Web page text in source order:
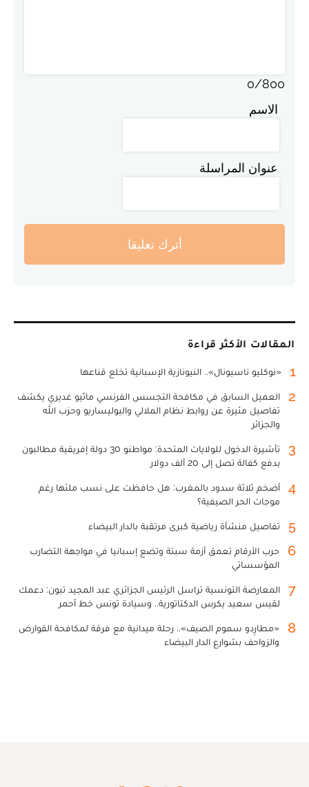
0/800
الاسم
عنوان المراسلة
أترك تعليقا
المقالات الأكثر قراءة
1 «نوكليو ناسيونال».. النيونازية الإسبانية تخلع قناعها
2
العميل السابق في مكافحة التجسس الفرنسي ماثيو غديري يكشف
تفاصيل مثيرة عن روابط نظام الملالي والبوليساريو وحزب الله
والجزائر
3
تأشيرة الدخول للولايات المتحدة: مواطنو 30 دولة إفريقية مطالبون
بدفع كفالة تصل إلى 20 ألف دولار
4
أضخم ثلاثة سدود بالمغرب: هل حافظت على نسب ملئها رغم
موجات الحر الصيفية؟
5 تفاصيل منشأة رياضية كبرى مرتقبة بالدار البيضاء
6
حرب الأرقام تعمق أزمة سبتة وتضع إسبانيا في مواجهة التضارب
المؤسساتي
7
المعارضة التونسية تراسل الرئيس الجزائري عبد المجيد تبون: دعمك
لقيس سعيد يكرس الدكتاتورية.. وسيادة تونس خط أحمر
8
«مطارِدو سموم الصيف».. رحلة ميدانية مع فرقة لمكافحة القوارض
والزواحف بشوارع الدار البيضاء